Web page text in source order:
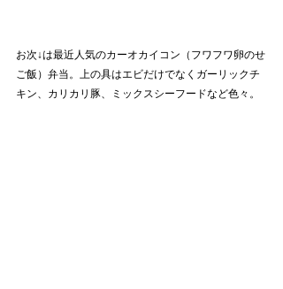
お次↓は最近人気のカーオカイコン（フワフワ卵のせ
ご飯）弁当。上の具はエビだけでなくガーリックチ
キン、カリカリ豚、ミックスシーフードなど色々。